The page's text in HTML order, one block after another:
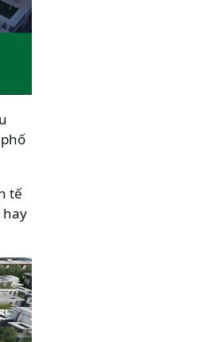
tế
hay